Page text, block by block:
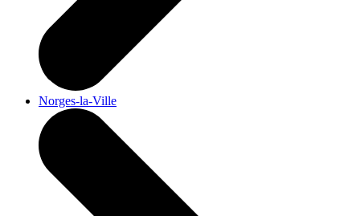
Norges-la-Ville